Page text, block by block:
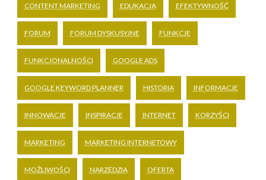
CONTENT MARKETING EDUKACJA EFEKTYWNOŚĆ
FORUM FORUM DYSKUSYJNE FUNKCJE
FUNKCJONALNOŚCI GOOGLE ADS
GOOGLE KEYWORD PLANNER HISTORIA INFORMACJE
INNOWACJE INSPIRACJE INTERNET KORZYŚCI
MARKETING MARKETING INTERNETOWY
MOŻLIWOŚCI NARZĘDZIA OFERTA